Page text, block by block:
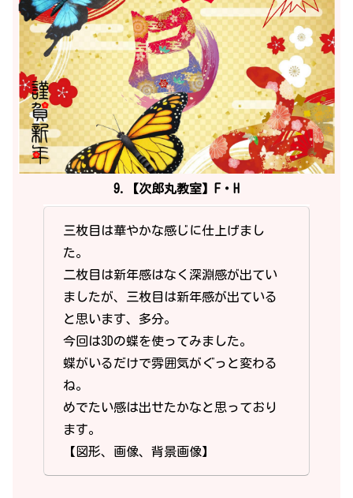
9.【次郎丸教室】F・H
三枚目は華やかな感じに仕上げまし
た。
二枚目は新年感はなく深淵感が出てい
ましたが、三枚目は新年感が出ている
と思います、多分。
今回は3Dの蝶を使ってみました。
蝶がいるだけで雰囲気がぐっと変わる
ね。
めでたい感は出せたかなと思っており
ます。
【図形、画像、背景画像】